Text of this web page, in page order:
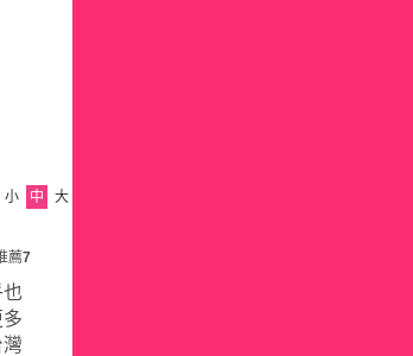
小 中 大
薦7